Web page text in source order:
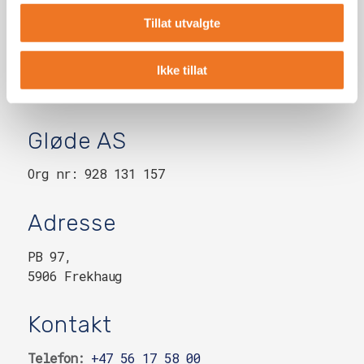
Tillat utvalgte
Ikke tillat
Gløde AS
Org nr: 928 131 157
Adresse
PB 97,
5906 Frekhaug
Kontakt
Telefon: +47 56 17 58 00